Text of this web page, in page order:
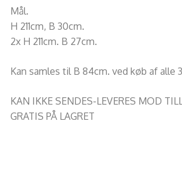
Mål.
H 211cm, B 30cm.
2x H 211cm. B 27cm.
Kan samles til B 84cm. ved køb af alle 3
KAN IKKE SENDES-LEVERES MOD
GRATIS PÅ LAGRET